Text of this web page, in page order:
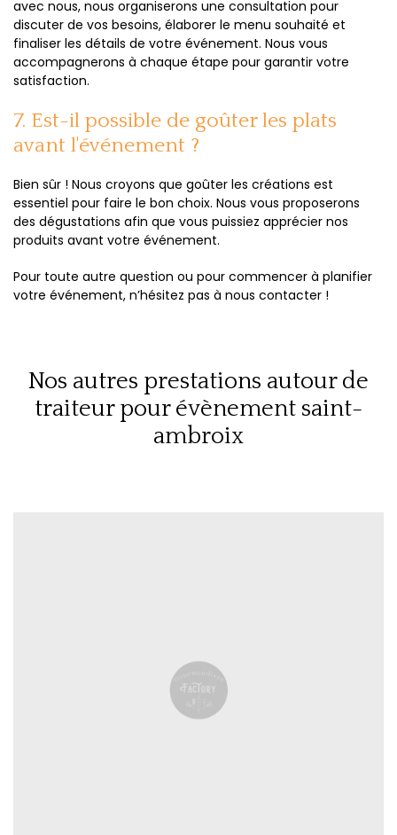
avec nous, nous organiserons une consultation pour
discuter de vos besoins, élaborer le menu souhaité et
finaliser les détails de votre événement. Nous vous
accompagnerons à chaque étape pour garantir votre
satisfaction.
7. Est-il possible de goûter les plats
avant l'événement ?
Bien sûr ! Nous croyons que goûter les créations est
essentiel pour faire le bon choix. Nous vous proposerons
des dégustations afin que vous puissiez apprécier nos
produits avant votre événement.
Pour toute autre question ou pour commencer à planifier
votre événement, n’hésitez pas à nous contacter !
Nos autres prestations autour de
traiteur pour évènement saint-
ambroix